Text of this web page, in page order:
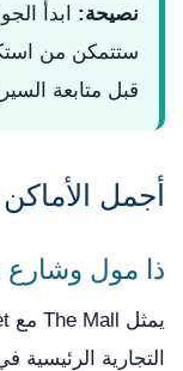
نصيحة: ابدأ
ستتمكن من
قبل متابعة
أجمل
ذا مول وشارع
التجارية